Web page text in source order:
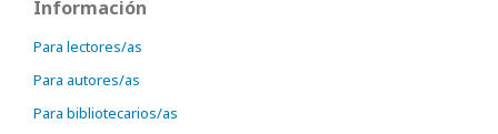
Información
Para lectores/as
Para autores/as
Para bibliotecarios/as